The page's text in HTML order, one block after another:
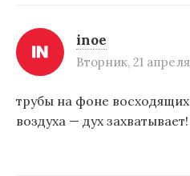
inoe
Вторник, 21
трубы на фоне
воздуха — дух захватывает!